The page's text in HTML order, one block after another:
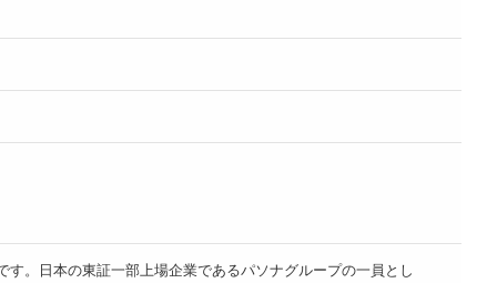
。日本の東証一部上場企業であるパソナグループの一員とし